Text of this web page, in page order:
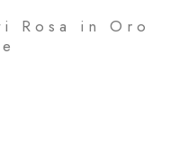
Rosa in Oro